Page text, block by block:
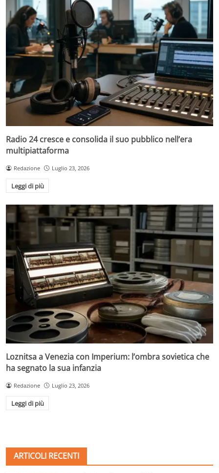
Radio 24 cresce e consolida il suo pubblico nell’era
multipiattaforma
Redazione Luglio 23, 2026
Leggi di più
Loznitsa a Venezia con Imperium: l’ombra sovietica che
ha segnato la sua infanzia
Redazione Luglio 23, 2026
Leggi di più
ARTICOLI RECENTI